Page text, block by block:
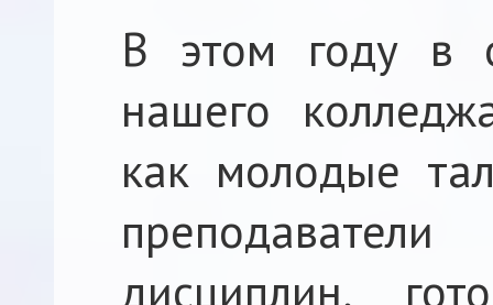
В этом году в
нашего
как молодые
дисциплин,